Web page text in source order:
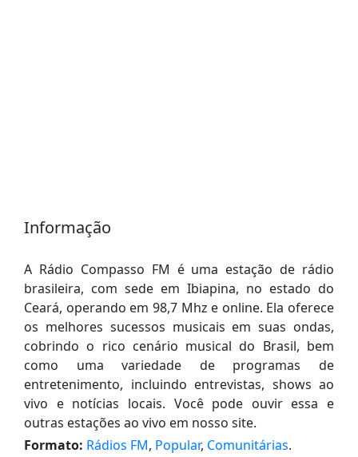
Informação
A Rádio Compasso FM é uma estação de rádio
brasileira, com sede em Ibiapina, no estado do
Ceará, operando em 98,7 Mhz e online. Ela oferece
os melhores sucessos musicais em suas ondas,
cobrindo o rico cenário musical do Brasil, bem
como uma variedade de programas de
entretenimento, incluindo entrevistas, shows ao
vivo e notícias locais. Você pode ouvir essa e
outras estações ao vivo em nosso site.
Formato: Rádios FM, Popular, Comunitárias.